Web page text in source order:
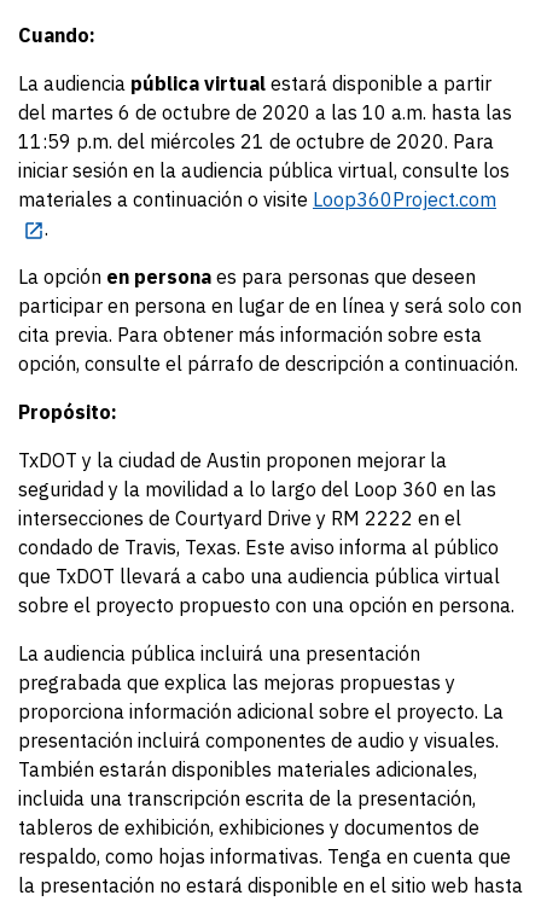
Cuando:
La audiencia pública virtual estará disponible a partir
del martes 6 de octubre de 2020 a las 10 a.m. hasta las
11:59 p.m. del miércoles 21 de octubre de 2020. Para
iniciar sesión en la audiencia pública virtual, consulte los
materiales a continuación o visite Loop360Project.com
.
La opción en persona es para personas que deseen
participar en persona en lugar de en línea y será solo con
cita previa. Para obtener más información sobre esta
opción, consulte el párrafo de descripción a continuación.
Propósito:
TxDOT y la ciudad de Austin proponen mejorar la
seguridad y la movilidad a lo largo del Loop 360 en las
intersecciones de Courtyard Drive y RM 2222 en el
condado de Travis, Texas. Este aviso informa al público
que TxDOT llevará a cabo una audiencia pública virtual
sobre el proyecto propuesto con una opción en persona.
La audiencia pública incluirá una presentación
pregrabada que explica las mejoras propuestas y
proporciona información adicional sobre el proyecto. La
presentación incluirá componentes de audio y visuales.
También estarán disponibles materiales adicionales,
incluida una transcripción escrita de la presentación,
tableros de exhibición, exhibiciones y documentos de
respaldo, como hojas informativas. Tenga en cuenta que
la presentación no estará disponible en el sitio web hasta